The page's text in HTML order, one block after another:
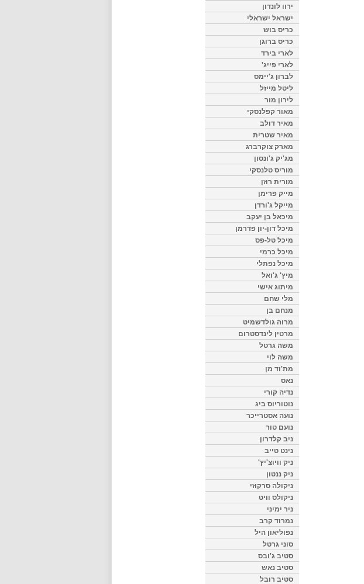
ירוו לונדון
ישראל ישראלי
כריס בוש
כריס ברוגן
לארי בירד
לארי פייג'
לברון ג'יימס
ליטל מייזל
לירון מור
מאור קפלנסקי
מאיר דולב
מאיר שטרית
מארק צוקרברג
מג'יק ג'ונסון
מוריס טלנסקי
מורית רוזן
מייק פרימן
מייקל ג'ורדן
מיכאל בן יעקב
מיכל דון-יון פדרמן
מיכל טל-פס
מיכל כרמי
מיכל נפתלי
מיץ' ג'ואל
מיתוג אישי
מלי שחם
מנחם בן
מרוה גולדשמיט
מרטין לינדסטרום
משה גרטל
משה לוי
מת'וד מן
נאס
נדיה קורי
נוטוריוס ביג
נועה אסטרייכר
נועם טור
ניב קלדרון
נינט טייב
ניק וויוצ'יץ'
ניק ננטון
ניקולה סרקוזי
ניקולס וויט
ניר ימיני
נמרוד קרב
נפוליאון היל
סוני גרטל
סטיב ג'ובס
סטיב נאש
סטיב רובל